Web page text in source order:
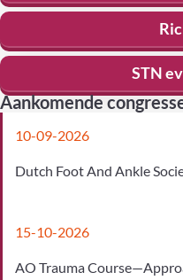
STN
Aankomende
10-09-2026
Dutch Foot And Ankle
15-10-2026
AO Trauma